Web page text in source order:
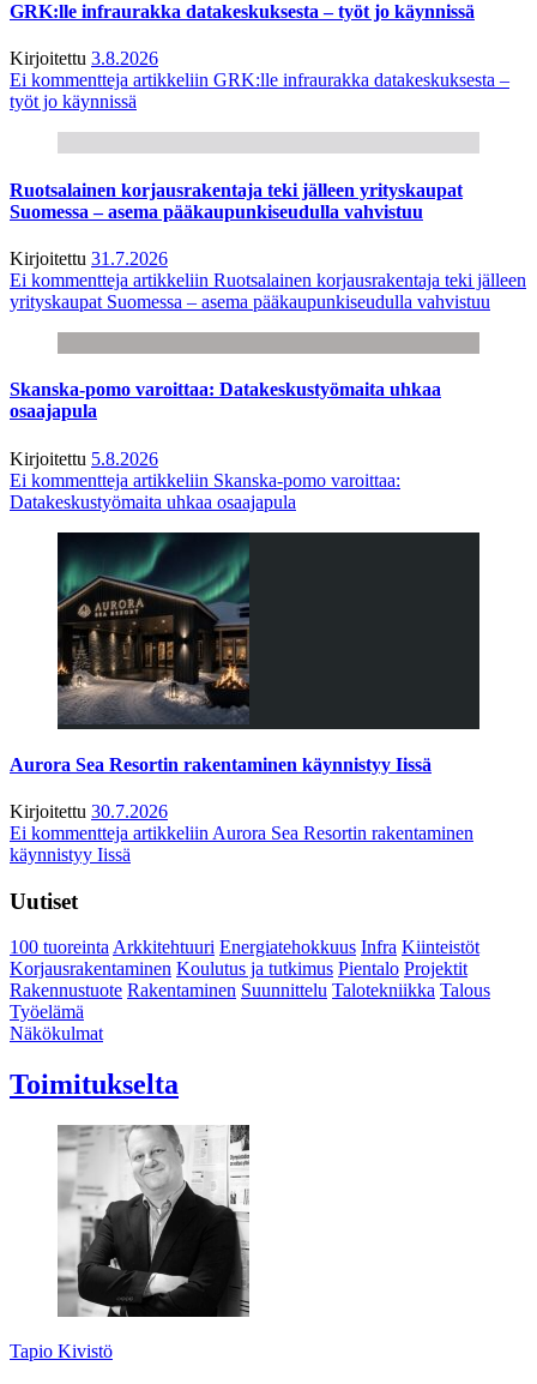
GRK:lle infraurakka datakeskuksesta – työt jo käynnissä
Kirjoitettu 3.8.2026
Ei kommentteja artikkeliin GRK:lle infraurakka datakeskuksesta –
työt jo käynnissä
Ruotsalainen korjausrakentaja teki jälleen yrityskaupat
Suomessa – asema pääkaupunkiseudulla vahvistuu
Kirjoitettu 31.7.2026
Ei kommentteja artikkeliin Ruotsalainen korjausrakentaja teki jälleen
yrityskaupat Suomessa – asema pääkaupunkiseudulla vahvistuu
Skanska-pomo varoittaa: Datakeskustyömaita uhkaa
osaajapula
Kirjoitettu 5.8.2026
Ei kommentteja artikkeliin Skanska-pomo varoittaa:
Datakeskustyömaita uhkaa osaajapula
Aurora Sea Resortin rakentaminen käynnistyy Iissä
Kirjoitettu 30.7.2026
Ei kommentteja artikkeliin Aurora Sea Resortin rakentaminen
käynnistyy Iissä
Uutiset
100 tuoreintaArkkitehtuuri Energiatehokkuus Infra Kiinteistöt
Korjausrakentaminen Koulutus ja tutkimus Pientalo Projektit
Rakennustuote Rakentaminen Suunnittelu Talotekniikka Talous
Työelämä
Näkökulmat
Toimitukselta
Tapio Kivistö